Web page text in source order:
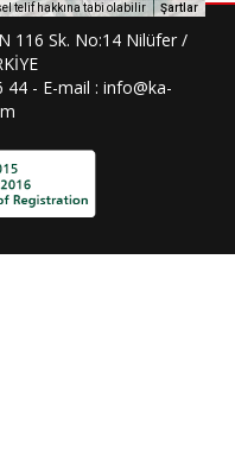
telif hakkına tabi olabilir Şartlar
116 Sk. No:14 Nilüfer /
- E-mail : info@ka-